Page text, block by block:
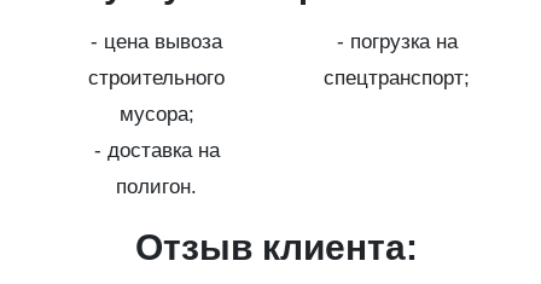
- цена вывоза
строительного
мусора;
- погрузка на
спецтранспорт;
- доставка на
полигон.
Отзыв клиента: